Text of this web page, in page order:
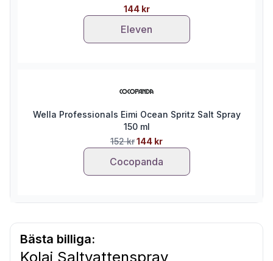
144 kr
Eleven
Wella Professionals Eimi Ocean Spritz Salt Spray
150 ml
152 kr144 kr
Cocopanda
Bästa billiga:
Kolai Saltvattenspray